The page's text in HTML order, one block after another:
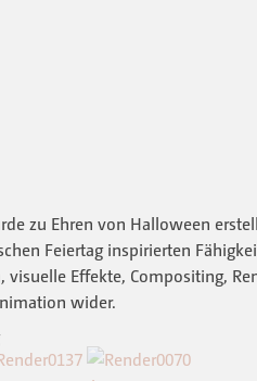
zu Ehren von Halloween
Feiertag inspirierten
visuelle Effekte, Compositing,
wider.